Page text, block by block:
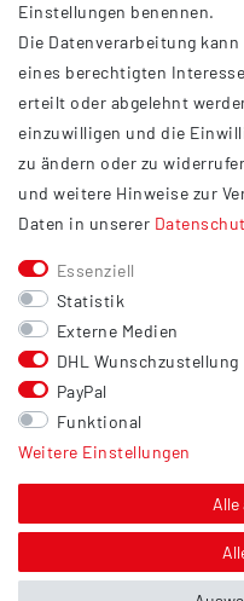
AGB
Impressum
Datenschutzerklärung
Widerrufsrecht
Barrierefreiheit
Service
Kontakt
Versand
Zahlung
Vertrag widerrufen
Sonstiges
Hinweis zur Entsorgung
Über uns
Einstellungen benennen.
Die Datenverarbeitung
eines berechtigten
erteilt oder abgelehnt
einzuwilligen und die
zu ändern oder zu
und weitere Hinweise zur
Daten in unserer
Essenziell
Statistik
Externe Medien
DHL Wunschzustellung
PayPal
Funktional
Weitere Einstellungen
Alle